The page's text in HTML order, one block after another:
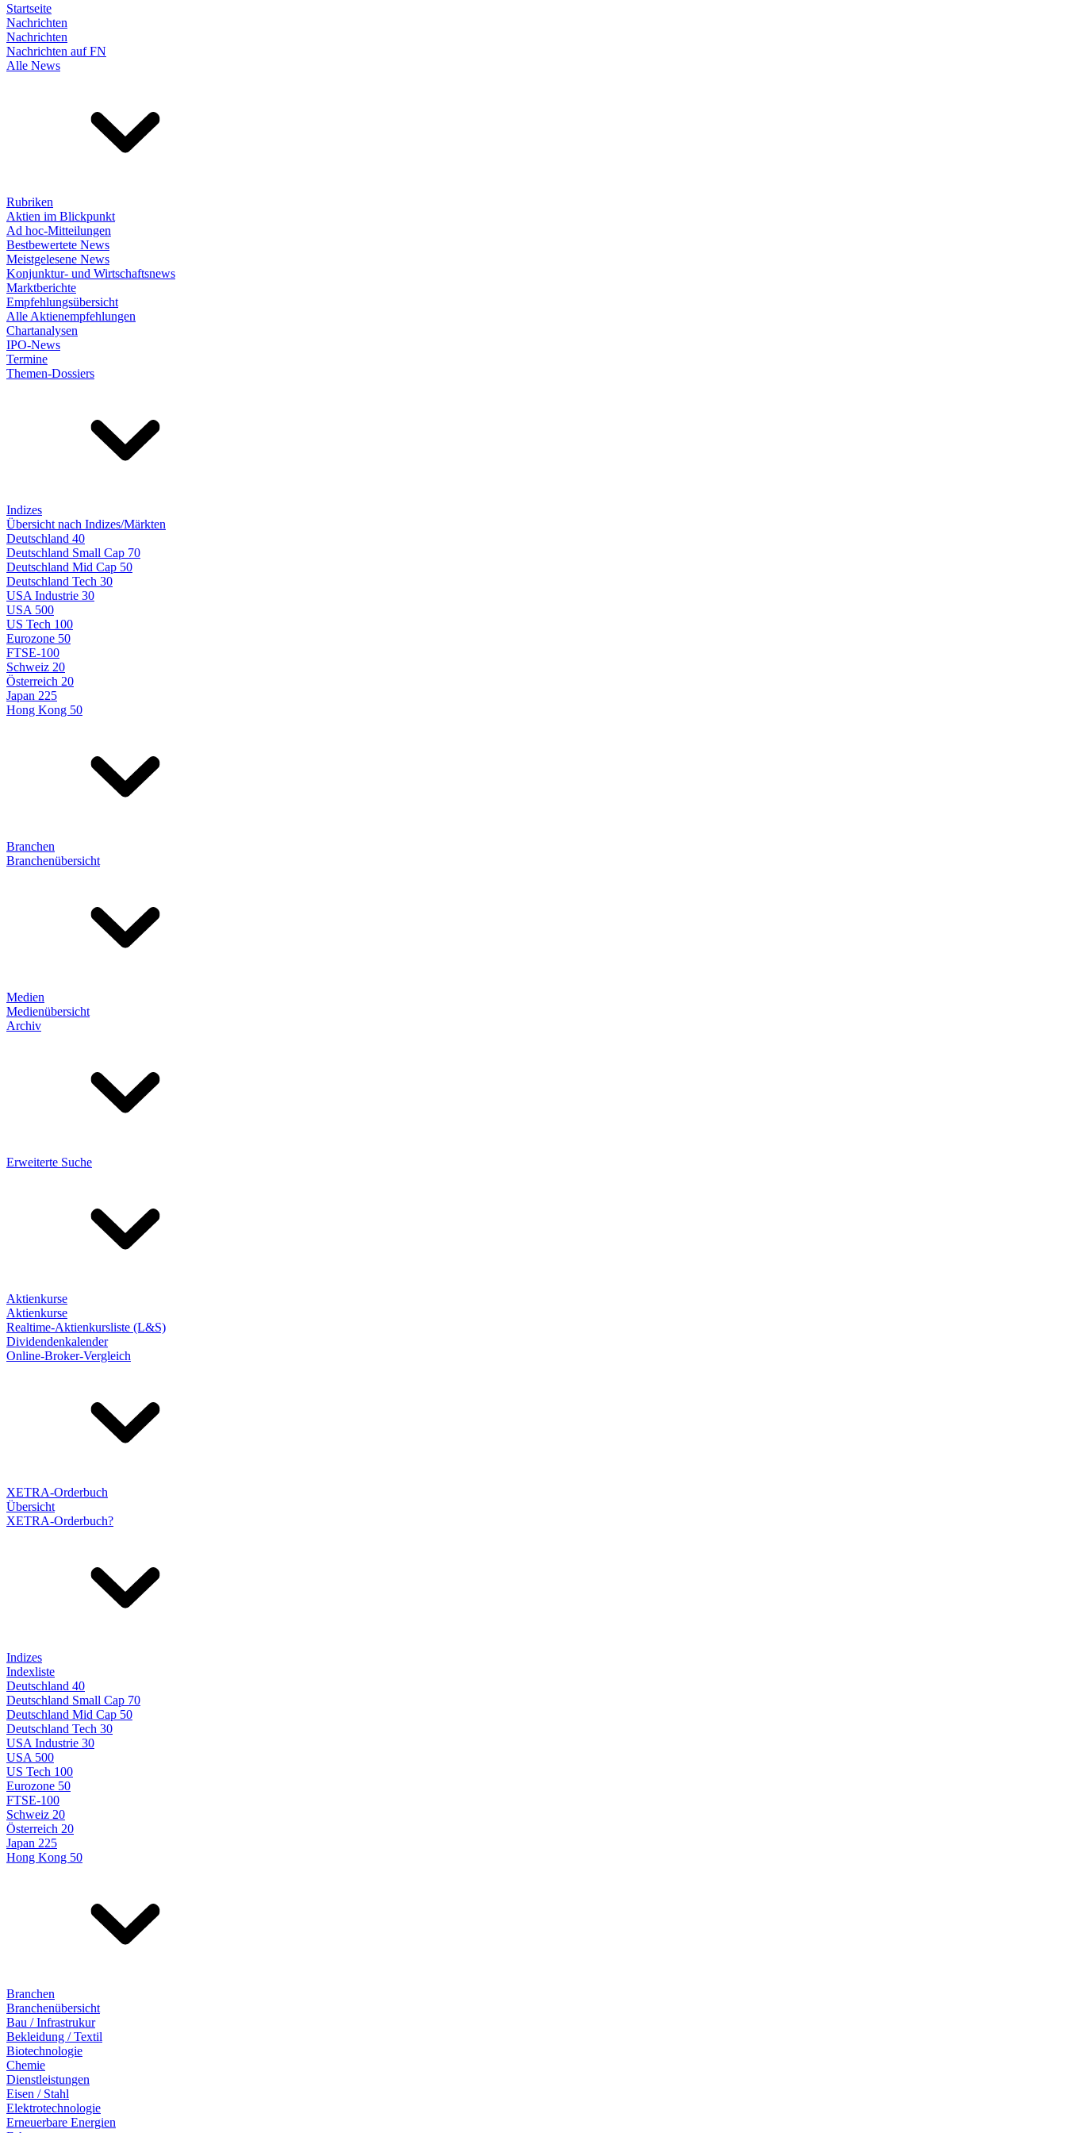
Startseite
Nachrichten
Nachrichten
Nachrichten auf FN
Alle News
Rubriken
Aktien im Blickpunkt
Ad hoc-Mitteilungen
Bestbewertete News
Meistgelesene News
Konjunktur- und Wirtschaftsnews
Marktberichte
Empfehlungsübersicht
Alle Aktienempfehlungen
Chartanalysen
IPO-News
Termine
Themen-Dossiers
Indizes
Übersicht nach Indizes/Märkten
Deutschland 40
Deutschland Small Cap 70
Deutschland Mid Cap 50
Deutschland Tech 30
USA Industrie 30
USA 500
US Tech 100
Eurozone 50
FTSE-100
Schweiz 20
Österreich 20
Japan 225
Hong Kong 50
Branchen
Branchenübersicht
Medien
Medienübersicht
Archiv
Erweiterte Suche
Aktienkurse
Aktienkurse
Realtime-Aktienkursliste (L&S)
Dividendenkalender
Online-Broker-Vergleich
XETRA-Orderbuch
Übersicht
XETRA-Orderbuch?
Indizes
Indexliste
Deutschland 40
Deutschland Small Cap 70
Deutschland Mid Cap 50
Deutschland Tech 30
USA Industrie 30
USA 500
US Tech 100
Eurozone 50
FTSE-100
Schweiz 20
Österreich 20
Japan 225
Hong Kong 50
Branchen
Branchenübersicht
Bau / Infrastrukur
Bekleidung / Textil
Biotechnologie
Chemie
Dienstleistungen
Eisen / Stahl
Elektrotechnologie
Erneuerbare Energien